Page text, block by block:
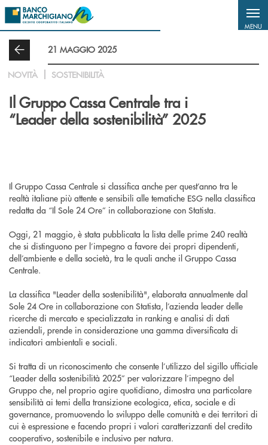
Salta al contenuto principale
MENU
21 MAGGIO 2025
NOVITÀ SOSTENIBILITÀ
Il Gruppo Cassa Centrale tra i
“Leader della sostenibilità” 2025
Il Gruppo Cassa Centrale si classifica anche per quest’anno tra le
realtà italiane più attente e sensibili alle tematiche ESG nella classifica
redatta da “Il Sole 24 Ore” in collaborazione con Statista.
Oggi, 21 maggio, è stata pubblicata la lista delle prime 240 realtà
che si distinguono per l’impegno a favore dei propri dipendenti,
dell’ambiente e della società, tra le quali anche il Gruppo Cassa
Centrale.
La classifica "Leader della sostenibilità", elaborata annualmente dal
Sole 24 Ore in collaborazione con Statista, l’azienda leader delle
ricerche di mercato e specializzata in ranking e analisi di dati
aziendali, prende in considerazione una gamma diversificata di
indicatori ambientali e sociali.
Si tratta di un riconoscimento che consente l’utilizzo del sigillo ufficiale
“Leader della sostenibilità 2025” per valorizzare l’impegno del
Gruppo che, nel proprio agire quotidiano, dimostra una particolare
sensibilità ai temi della transizione ecologica, etica, sociale e di
governance, promuovendo lo sviluppo delle comunità e dei territori di
cui è espressione e facendo propri i valori caratterizzanti del credito
cooperativo, sostenibile e inclusivo per natura.